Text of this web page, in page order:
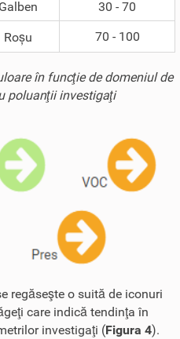
Galben
30 - 70
Roșu 70 - 100
în funcţie de domeniul de
poluanţii investigaţi
regăseşte o suită de iconuri
care indică tendinţa în
investigaţi (Figura 4).